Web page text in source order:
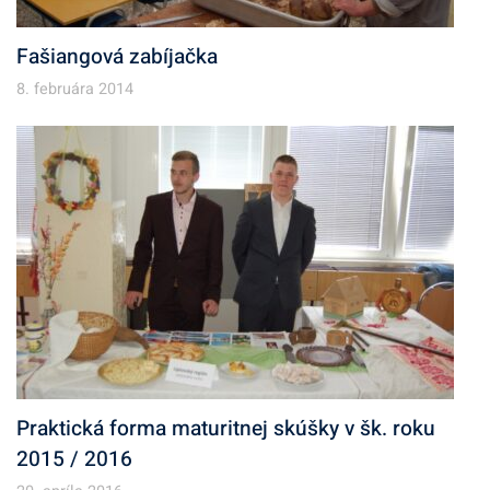
Fašiangová zabíjačka
8. februára 2014
Praktická forma maturitnej skúšky v šk. roku
2015 / 2016